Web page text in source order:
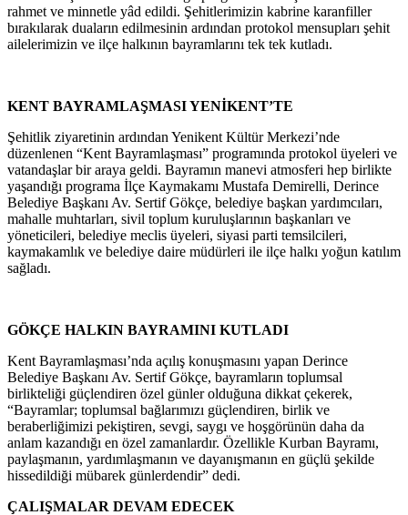
rahmet ve minnetle yâd edildi. Şehitlerimizin kabrine karanfiller
bırakılarak duaların edilmesinin ardından protokol mensupları şehit
ailelerimizin ve ilçe halkının bayramlarını tek tek kutladı.
KENT BAYRAMLAŞMASI YENİKENT’TE
Şehitlik ziyaretinin ardından Yenikent Kültür Merkezi’nde
düzenlenen “Kent Bayramlaşması” programında protokol üyeleri ve
vatandaşlar bir araya geldi. Bayramın manevi atmosferi hep birlikte
yaşandığı programa İlçe Kaymakamı Mustafa Demirelli, Derince
Belediye Başkanı Av. Sertif Gökçe, belediye başkan yardımcıları,
mahalle muhtarları, sivil toplum kuruluşlarının başkanları ve
yöneticileri, belediye meclis üyeleri, siyasi parti temsilcileri,
kaymakamlık ve belediye daire müdürleri ile ilçe halkı yoğun katılım
sağladı.
GÖKÇE HALKIN BAYRAMINI KUTLADI
Kent Bayramlaşması’nda açılış konuşmasını yapan Derince
Belediye Başkanı Av. Sertif Gökçe, bayramların toplumsal
birlikteliği güçlendiren özel günler olduğuna dikkat çekerek,
“Bayramlar; toplumsal bağlarımızı güçlendiren, birlik ve
beraberliğimizi pekiştiren, sevgi, saygı ve hoşgörünün daha da
anlam kazandığı en özel zamanlardır. Özellikle Kurban Bayramı,
paylaşmanın, yardımlaşmanın ve dayanışmanın en güçlü şekilde
hissedildiği mübarek günlerdendir” dedi.
ÇALIŞMALAR DEVAM EDECEK